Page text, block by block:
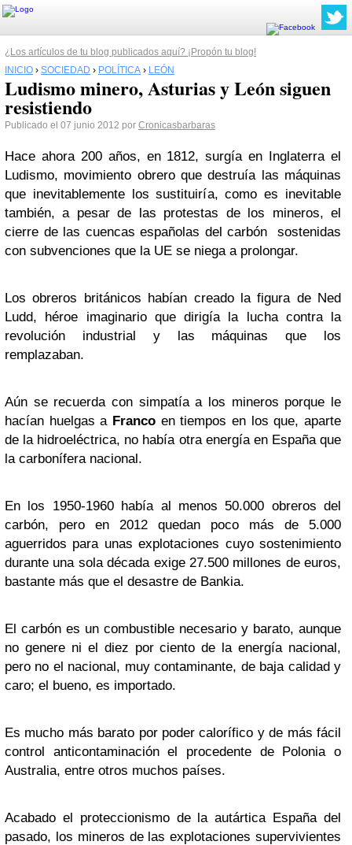
¿Los artículos de tu blog publicados aquí? ¡Propón tu blog!
INICIO › SOCIEDAD › POLÍTICA › LEÓN
Ludismo minero, Asturias y León siguen
resistiendo
Publicado el 07 junio 2012 por Cronicasbarbaras
Hace ahora 200 años, en 1812, surgía en Inglaterra el
Ludismo, movimiento obrero que destruía las máquinas
que inevitablemente los sustituiría, como es inevitable
también, a pesar de las protestas de los mineros, el
cierre de las cuencas españolas del carbón sostenidas
con subvenciones que la UE se niega a prolongar.
Los obreros británicos habían creado la figura de Ned
Ludd, héroe imaginario que dirigía la lucha contra la
revolución industrial y las máquinas que los
remplazaban.
Aún se recuerda con simpatía a los mineros porque le
hacían huelgas a Franco en tiempos en los que, aparte
de la hidroeléctrica, no había otra energía en España que
la carbonífera nacional.
En los 1950-1960 había al menos 50.000 obreros del
carbón, pero en 2012 quedan poco más de 5.000
aguerridos para unas explotaciones cuyo sostenimiento
durante una sola década exige 27.500 millones de euros,
bastante más que el desastre de Bankia.
El carbón es un combustible necesario y barato, aunque
no genere ni el diez por ciento de la energía nacional,
pero no el nacional, muy contaminante, de baja calidad y
caro; el bueno, es importado.
Es mucho más barato por poder calorífico y de más fácil
control anticontaminación el procedente de Polonia o
Australia, entre otros muchos países.
Acabado el proteccionismo de la autártica España del
pasado, los mineros de las explotaciones supervivientes